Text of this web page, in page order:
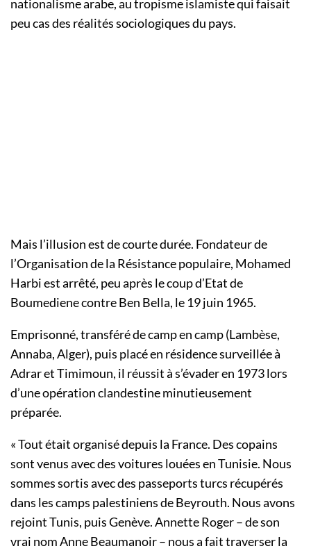
nationalisme arabe, au tropisme islamiste qui faisait
peu cas des réalités sociologiques du pays.
Mais l’illusion est de courte durée. Fondateur de
l’Organisation de la Résistance populaire, Mohamed
Harbi est arrêté, peu après le coup d’Etat de
Boumediene contre Ben Bella, le 19 juin 1965.
Emprisonné, transféré de camp en camp (Lambèse,
Annaba, Alger), puis placé en résidence surveillée à
Adrar et Timimoun, il réussit à s’évader en 1973 lors
d’une opération clandestine minutieusement
préparée.
« Tout était organisé depuis la France. Des copains
sont venus avec des voitures louées en Tunisie. Nous
sommes sortis avec des passeports turcs récupérés
dans les camps palestiniens de Beyrouth. Nous avons
rejoint Tunis, puis Genève. Annette Roger – de son
vrai nom Anne Beaumanoir – nous a fait traverser la